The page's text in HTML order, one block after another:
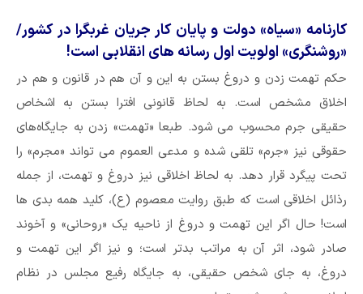
کارنامه «سیاه» دولت و پایان کار جریان غربگرا در کشور/
«روشنگری» اولویت اول رسانه های انقلابی است!
حکم تهمت زدن و دروغ بستن به این و آن هم در قانون و هم در
اخلاق مشخص است. به لحاظ قانونی افترا بستن به اشخاص
حقیقی جرم محسوب می شود. طبعا «تهمت» زدن به جایگاه‌های
حقوقی نیز «جرم» تلقی شده و مدعی العموم می تواند «مجرم» را
تحت پیگرد قرار دهد. به لحاظ اخلاقی نیز دروغ و تهمت، از جمله
رذائل اخلاقی است که طبق روایت معصوم (ع)، کلید همه بدی ها
است! حال اگر این تهمت و دروغ از ناحیه یک «روحانی» و آخوند
صادر شود، اثر آن به مراتب بدتر است؛ و نیز اگر این تهمت و
دروغ، به جای شخص حقیقی، به جایگاه رفیع مجلس در نظام